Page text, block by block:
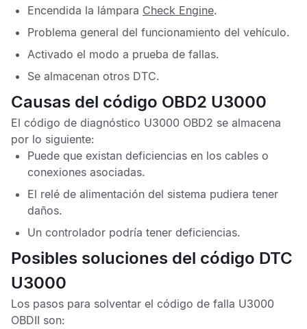
Encendida la lámpara Check Engine.
Problema general del funcionamiento del vehículo.
Activado el modo a prueba de fallas.
Se almacenan otros DTC.
Causas del código OBD2 U3000
El código de diagnóstico U3000 OBD2 se almacena
por lo siguiente:
Puede que existan deficiencias en los cables o
conexiones asociadas.
El relé de alimentación del sistema pudiera tener
daños.
Un controlador podría tener deficiencias.
Posibles soluciones del código DTC
U3000
Los pasos para solventar el código de falla U3000
OBDII son: